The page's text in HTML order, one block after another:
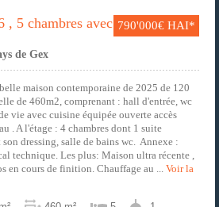
790'000€ HAI*
, 5 chambres avec
de Gex
maison contemporaine de 2025 de 120
de 460m2, comprenant : hall d'entrée, wc
vie avec cuisine équipée ouverte accès
. A l'étage : 4 chambres dont 1 suite
dressing, salle de bains wc. Annexe :
technique. Les plus: Maison ultra récente ,
en cours de finition. Chauffage au ... Voir la